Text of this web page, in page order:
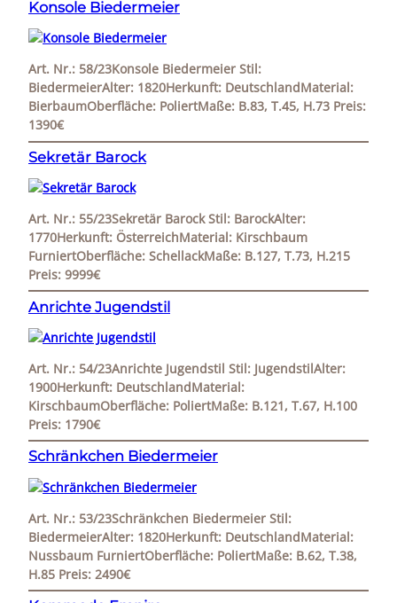
Konsole Biedermeier
Art. Nr.: 58/23Konsole Biedermeier Stil:
BiedermeierAlter: 1820Herkunft: DeutschlandMaterial:
BierbaumOberfläche: PoliertMaße: B.83, T.45, H.73 Preis:
1390€
Sekretär Barock
Art. Nr.: 55/23Sekretär Barock Stil: BarockAlter:
1770Herkunft: ÖsterreichMaterial: Kirschbaum
FurniertOberfläche: SchellackMaße: B.127, T.73, H.215
Preis: 9999€
Anrichte Jugendstil
Art. Nr.: 54/23Anrichte Jugendstil Stil: JugendstilAlter:
1900Herkunft: DeutschlandMaterial:
KirschbaumOberfläche: PoliertMaße: B.121, T.67, H.100
Preis: 1790€
Schränkchen Biedermeier
Art. Nr.: 53/23Schränkchen Biedermeier Stil:
BiedermeierAlter: 1820Herkunft: DeutschlandMaterial:
Nussbaum FurniertOberfläche: PoliertMaße: B.62, T.38,
H.85 Preis: 2490€